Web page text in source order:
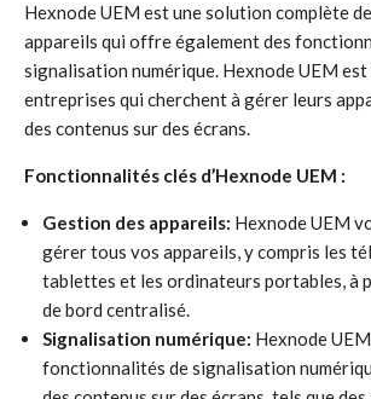
Hexnode UEM est une solution complète
appareils qui offre également des
signalisation numérique. Hexnode UEM
entreprises qui cherchent à gérer leurs
des contenus sur des écrans.
Fonctionnalités clés d’Hexnode UEM :
Gestion des appareils: Hexnode UEM
gérer tous vos appareils, y compris les
tablettes et les ordinateurs portables, à
de bord centralisé.
Signalisation numérique: Hexnode
fonctionnalités de signalisation